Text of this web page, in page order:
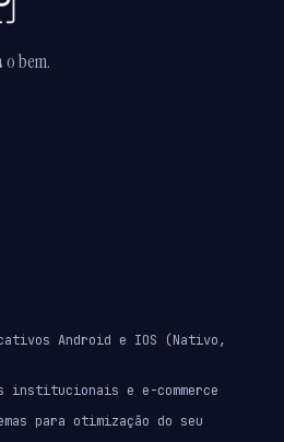
bem.
Android e IOS (Nativo,
institucionais e e-commerce
para otimização do seu